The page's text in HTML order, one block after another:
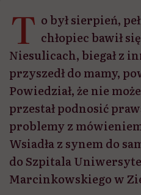
T o był sierpień,
chłopiec bawił
Niesulicach, biegał z
przyszedł do mamy,
Powiedział, że nie
przestał podnosić
problemy z
Wsiadła z synem do
do Szpitala
Marcinkowskiego w